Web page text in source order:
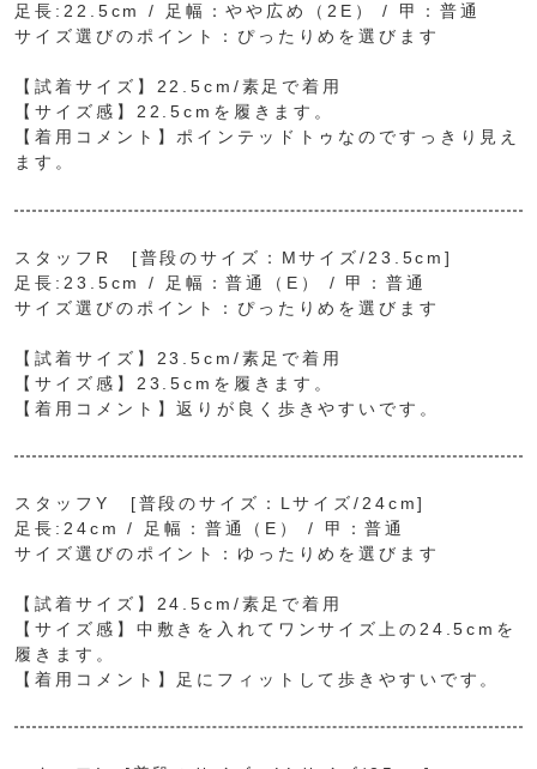
足長:22.5cm / 足幅：やや広め（2E） / 甲：普通
サイズ選びのポイント：ぴったりめを選びます
【試着サイズ】22.5cm/素足で着用
【サイズ感】22.5cmを履きます。
【着用コメント】ポインテッドトゥなのですっきり見え
ます。
スタッフR [普段のサイズ：Mサイズ/23.5cm]
足長:23.5cm / 足幅：普通（E） / 甲：普通
サイズ選びのポイント：ぴったりめを選びます
【試着サイズ】23.5cm/素足で着用
【サイズ感】23.5cmを履きます。
【着用コメント】返りが良く歩きやすいです。
スタッフY [普段のサイズ：Lサイズ/24cm]
足長:24cm / 足幅：普通（E） / 甲：普通
サイズ選びのポイント：ゆったりめを選びます
【試着サイズ】24.5cm/素足で着用
【サイズ感】中敷きを入れてワンサイズ上の24.5cmを
履きます。
【着用コメント】足にフィットして歩きやすいです。